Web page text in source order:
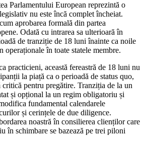
Parlamentului European reprezintă o
nu este încă complet încheiat.
aprobarea formală din partea
Odată cu intrarea sa ulterioară în
de tranziție de 18 luni înainte ca noile
operaționale în toate statele membre.
practicieni, această fereastră de 18 luni nu
la piață ca o perioadă de status quo,
critică pentru pregătire. Tranziția de la un
și opțional la un regim obligatoriu și
fundamental calendarele
și cerințele de due diligence.
noastră în consilierea clienților care
în schimbare se bazează pe trei piloni